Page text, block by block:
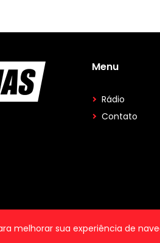
melhorar sua experiência de
Menu
Rádio
Contato